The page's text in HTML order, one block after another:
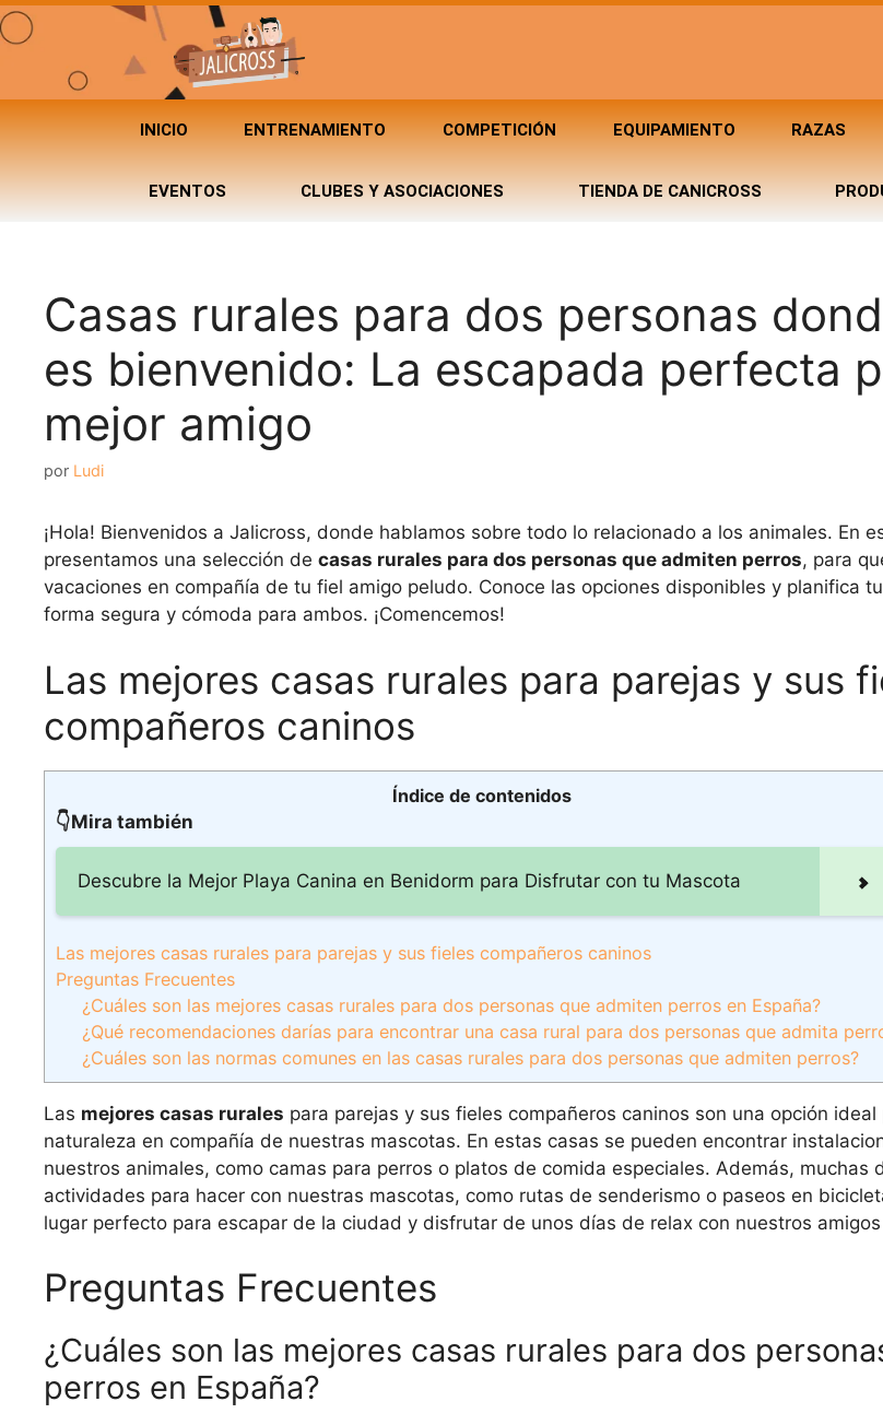
INICIO ENTRENAMIENTO COMPETICIÓN EQUIPAMIENTO RAZAS
EVENTOS CLUBES Y ASOCIACIONES TIENDA DE CANICROSS
Casas rurales para dos personas
es bienvenido: La escapada perfecta
mejor amigo
por Ludi
¡Hola! Bienvenidos a Jalicross, donde hablamos sobre todo lo relacionado a los animales. En
presentamos una selección de casas rurales para dos personas que admiten perros, para
vacaciones en compañía de tu fiel amigo peludo. Conoce las opciones disponibles y planifica
forma segura y cómoda para ambos. ¡Comencemos!
Las mejores casas rurales para parejas y sus
compañeros caninos
Índice de contenidos
👇Mira también
Descubre la Mejor Playa Canina en Benidorm para Disfrutar con tu Mascota
Las mejores casas rurales para parejas y sus fieles compañeros caninos
Preguntas Frecuentes
¿Cuáles son las mejores casas rurales para dos personas que admiten perros en España?
¿Qué recomendaciones darías para encontrar una casa rural para dos personas que admita
¿Cuáles son las normas comunes en las casas rurales para dos personas que admiten perros?
Las mejores casas rurales para parejas y sus fieles compañeros caninos son una opción
naturaleza en compañía de nuestras mascotas. En estas casas se pueden encontrar
nuestros animales, como camas para perros o platos de comida especiales. Además, muchas
actividades para hacer con nuestras mascotas, como rutas de senderismo o paseos en
lugar perfecto para escapar de la ciudad y disfrutar de unos días de relax con nuestros
Preguntas Frecuentes
¿Cuáles son las mejores casas rurales para dos
perros en España?